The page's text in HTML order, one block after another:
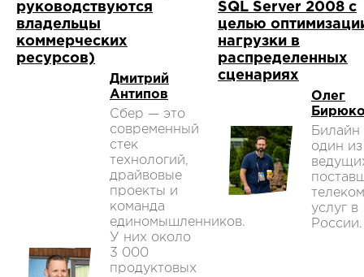
руководствуются
владельцы
коммерческих
ресурсов)
Дмитрий
Антипов
Сбер — это
современный
стек
технологий,
драйвовые
проекты и
команда
единомышленников.
У них около
3 000
продуктовых
SQL Server 2008 с
целью
нагрузки в
распределенных
сценариях
Олег
один из
услуг в
России.